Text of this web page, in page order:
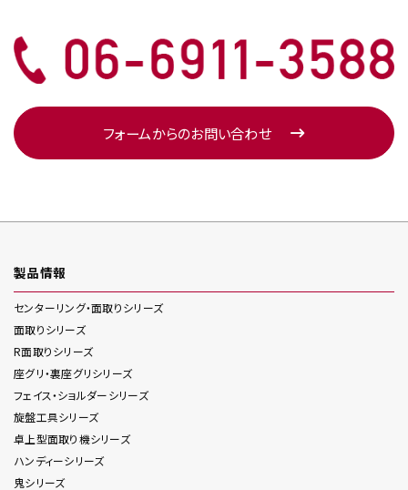
フォームからのお問い合わせ
製品情報
センターリング・面取りシリーズ
面取りシリーズ
R面取りシリーズ
座グリ・裏座グリシリーズ
フェイス・ショルダーシリーズ
旋盤工具シリーズ
卓上型面取り機シリーズ
ハンディーシリーズ
鬼シリーズ